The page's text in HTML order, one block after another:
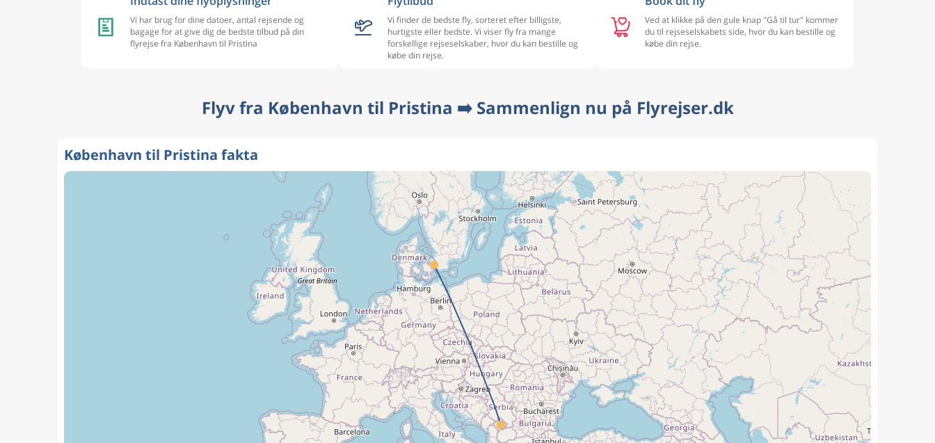
Vi har brug for dine datoer, antal rejsende og
bagage for at give dig de bedste tilbud på din
flyrejse fra København til Pristina
Vi finder de bedste fly, sorteret efter billigste,
hurtigste eller bedste. Vi viser fly fra mange
forskellige rejseselskaber, hvor du kan bestille og
købe din rejse.
Ved at klikke på den gule knap "Gå til tur" kommer
du til rejseselskabets side, hvor du kan bestille og
købe din rejse.
Flyv fra København til Pristina ➡️ Sammenlign nu på Flyrejser.dk
København til Pristina fakta